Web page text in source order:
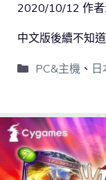
2020/10/12 作者:
中文版後續不知
PC&主機、